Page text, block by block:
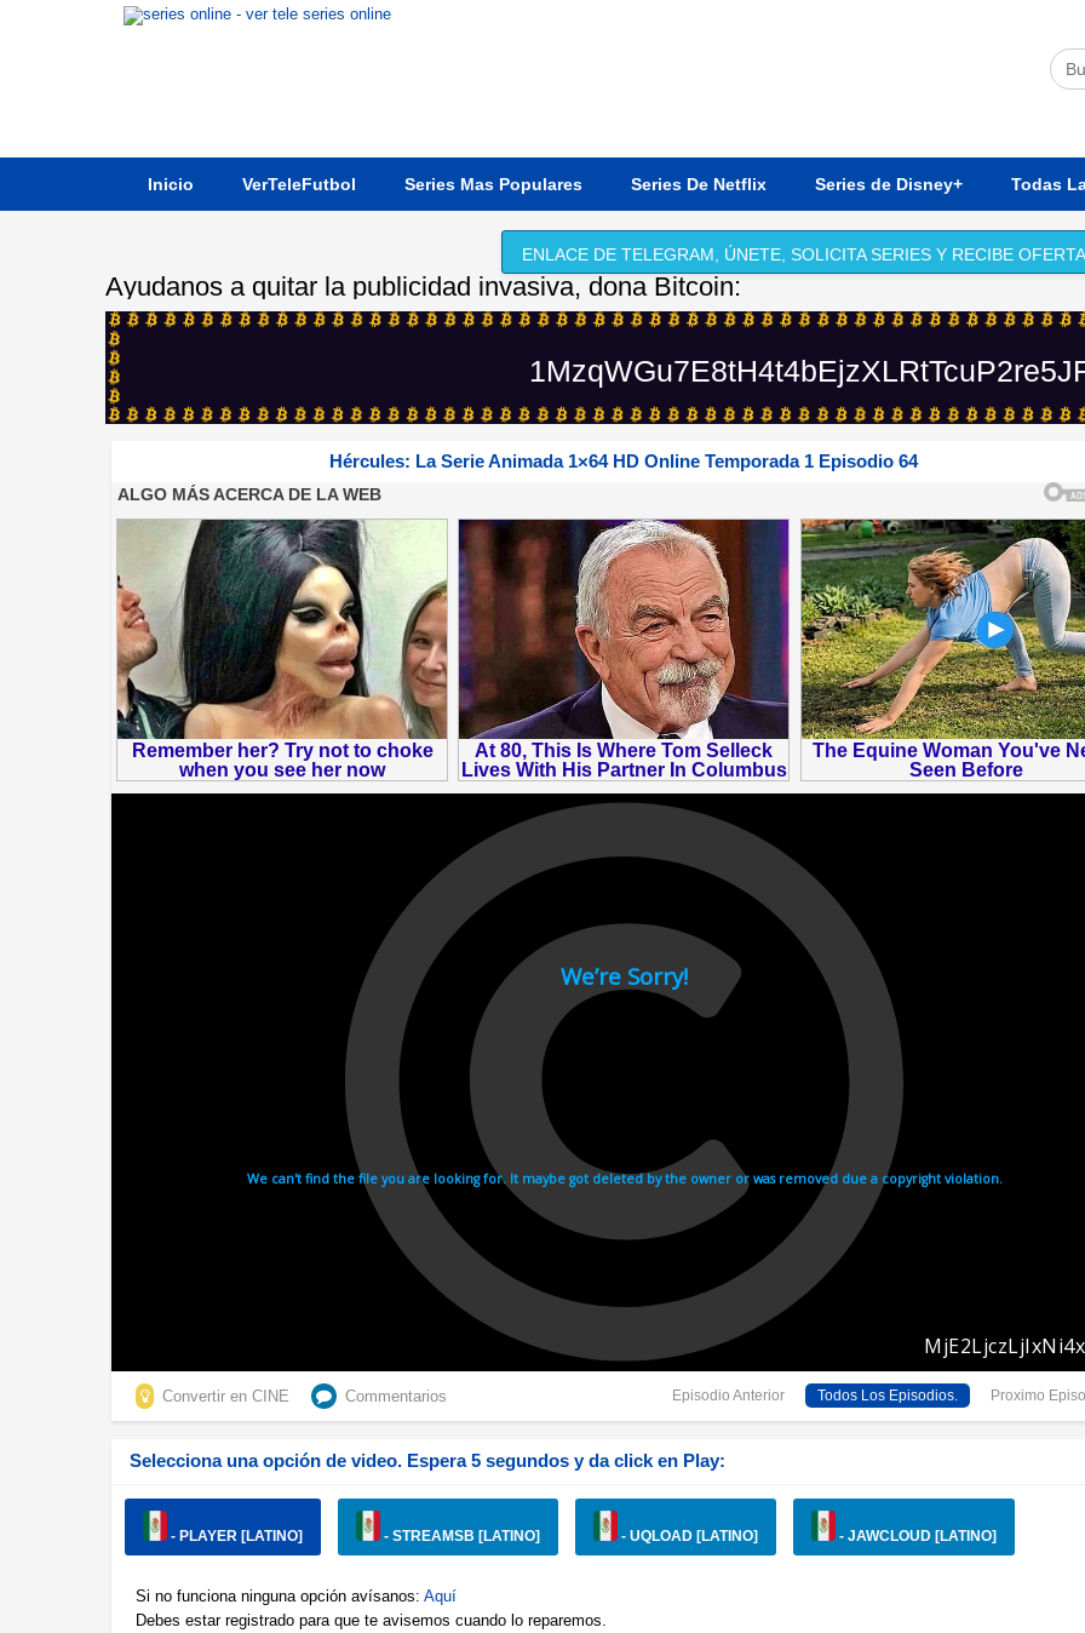
Inicio VerTeleFutbol Series Mas Populares Series De Netflix Series de Disney+ Todas
ENLACE DE TELEGRAM, ÚNETE, SOLICITA SERIES Y RECIBE
Ayudanos a quitar la publicidad invasiva, dona Bitcoin:
Hércules: La Serie Animada 1×64 HD Online Temporada 1 Episodio 64
Convertir en CINE Commentarios Episodio Anterior Todos Los Episodios. Proximo
Selecciona una opción de video. Espera 5 segundos y da click en Play:
- PLAYER [LATINO] - STREAMSB [LATINO] - UQLOAD [LATINO] - JAWCLOUD [LATINO]
Si no funciona ninguna opción avísanos: Aquí
Debes estar registrado para que te avisemos cuando lo reparemos.